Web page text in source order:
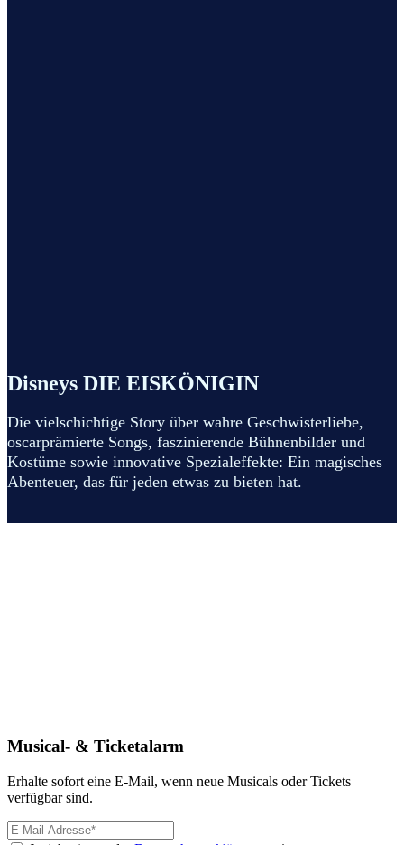
Disneys DIE EISKÖNIGIN
Die vielschichtige Story über wahre Geschwisterliebe,
oscarprämierte Songs, faszinierende Bühnenbilder und
Kostüme sowie innovative Spezialeffekte: Ein magisches
Abenteuer, das für jeden etwas zu bieten hat.
Musical- & Ticketalarm
Erhalte sofort eine E-Mail, wenn neue Musicals oder Tickets
verfügbar sind.